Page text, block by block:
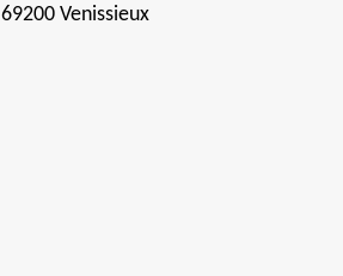
69200 Venissieux